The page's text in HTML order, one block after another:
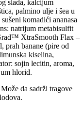
slada, kalcijum
palmino ulje i šea u
komadići ananasa
natrijum metabisulfit
XtraSmooth Flax –
prah banane (pire od
kiselina,
sojin lecitin, aroma,
hlorid.
da sadrži tragove